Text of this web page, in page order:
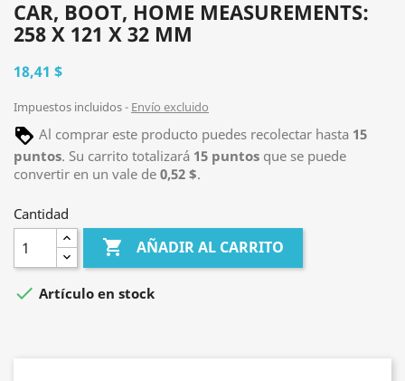
CAR, BOOT, HOME MEASUREMENTS:
258 X 121 X 32 MM
18,41 $
Impuestos incluidos Envío excluido
Al comprar este producto puedes recolectar hasta 15
puntos. Su carrito totalizará 15 puntos que se puede
convertir en un vale de 0,52 $.
Cantidad
 AÑADIR AL CARRITO
 Artículo en stock